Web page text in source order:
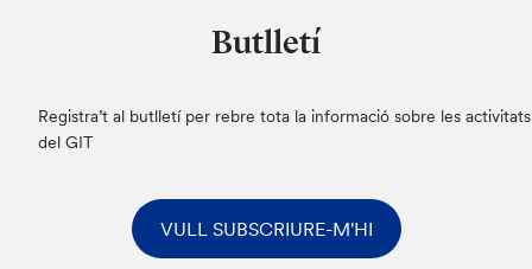
Butlletí
Registra’t al butlletí per rebre tota la informació sobre les activitats
del GIT
VULL SUBSCRIURE-M'HI